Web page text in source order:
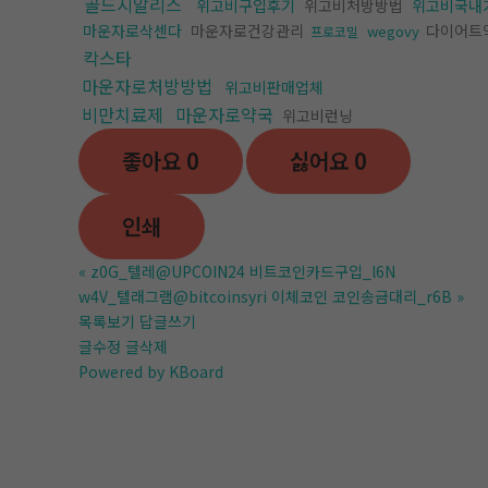
위고비구입후기 위고비처방방법 위고비국내
마운자로삭센다 마운자로건강관리 프로코밀 wegovy 다이어트
칵스타
마운자로처방방법
위고비판매업체
비만치료제 마운자로약국 위고비런닝
좋아요 0 싫어요 0
인쇄
« z0G_텔레@UPCOIN24 비트코인카드구입_l6N
w4V_텔래그램@bitcoinsyri 이체코인 코인송금대리_r6B »
목록보기 답글쓰기
글수정 글삭제
Powered by KBoard